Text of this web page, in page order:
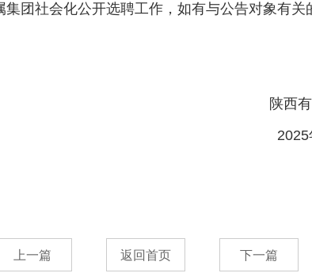
团社会化公开选聘工作，如有与公告对象有
金属集团
6月5